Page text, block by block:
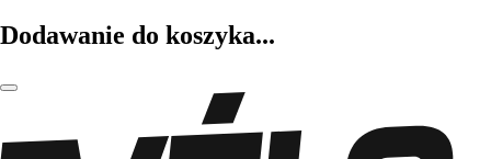
Dodawanie do koszyka...